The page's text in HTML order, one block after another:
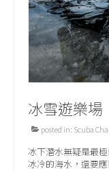
冰雪遊樂場
posted in: Scuba
冰下潛水無疑是最
冰冷的海水，還要